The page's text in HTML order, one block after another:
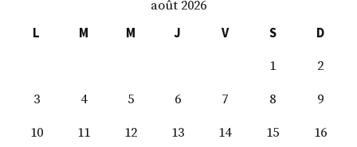
Montbrial
août 2026
L
M M J V S
D
1
2
3
4 5 6 7 8
9
10
11 12 13 14 15
16